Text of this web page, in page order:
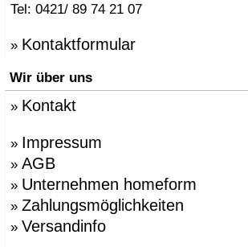
Tel: 0421/ 89 74 21 07
» Kontaktformular
Wir über uns
» Kontakt
» Impressum
» AGB
» Unternehmen homeform
» Zahlungsmöglichkeiten
» Versandinfo